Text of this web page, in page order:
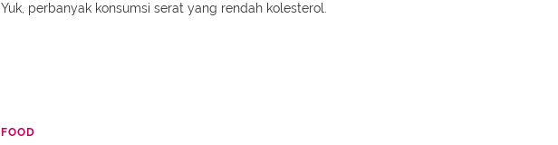
Yuk, perbanyak konsumsi serat yang rendah kolesterol.
FOOD